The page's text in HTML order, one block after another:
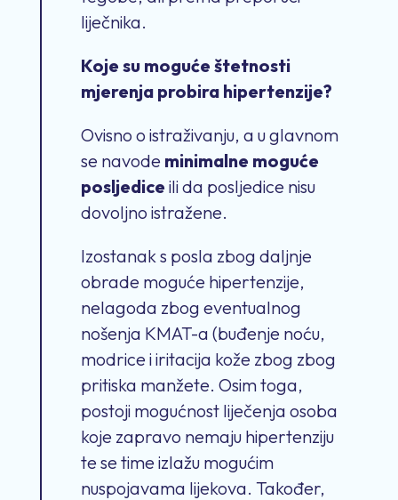
liječnika.
Koje su moguće štetnosti
mjerenja probira hipertenzije?
Ovisno o istraživanju, a u glavnom
se navode minimalne moguće
posljedice ili da posljedice nisu
dovoljno istražene.
Izostanak s posla zbog daljnje
obrade moguće hipertenzije,
nelagoda zbog eventualnog
nošenja KMAT-a (buđenje noću,
modrice i iritacija kože zbog zbog
pritiska manžete. Osim toga,
postoji mogućnost liječenja osoba
koje zapravo nemaju hipertenziju
te se time izlažu mogućim
nuspojavama lijekova. Također,